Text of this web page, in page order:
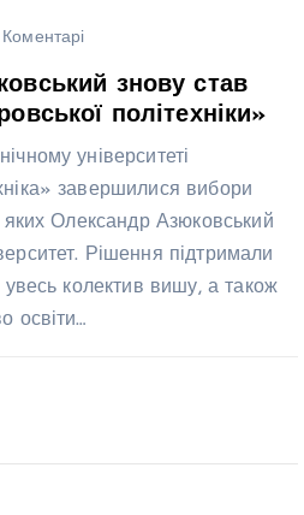
знову став
політехніки»
університеті
завершилися вибори
яких Олександр Азюковський
Рішення підтримали
увесь колектив вишу, а також
освіти…